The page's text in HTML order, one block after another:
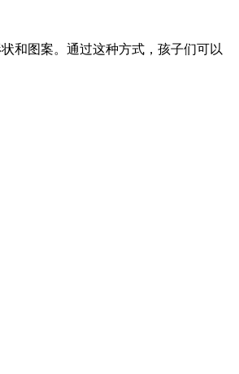
和图案。通过这种方式，孩子们可以